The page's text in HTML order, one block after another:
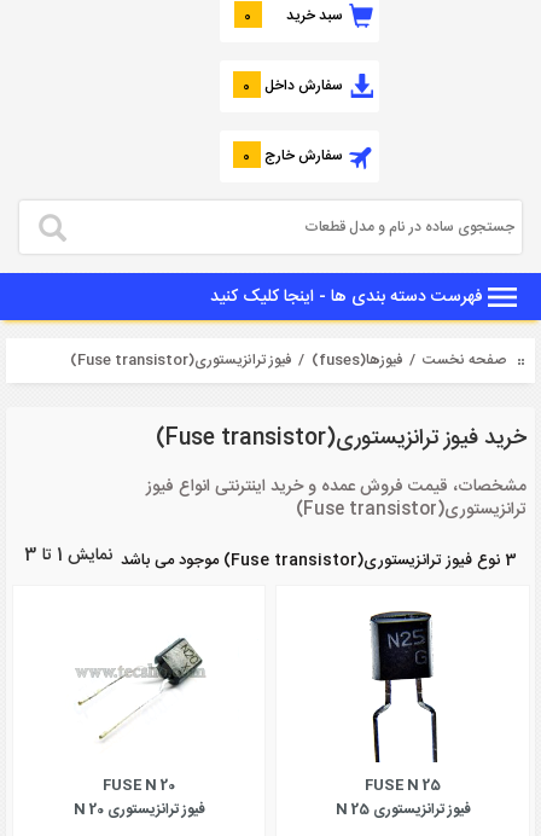
سبد خرید 0
سفارش داخل 0
سفارش خارج 0
فهرست دسته بندی ها - اینجا کلیک کنید
صفحه نخست / فیوزها(fuses) / فیوز ترانزیستوری(Fuse transistor)
خرید فیوز ترانزیستوری(Fuse transistor)
مشخصات، قیمت فروش عمده و خرید اینترنتی انواع فیوز
ترانزیستوری(Fuse transistor)
3 نوع فیوز ترانزیستوری(Fuse transistor) موجود می باشد نمایش 1 تا 3
FUSE N 25
فیوز ترانزیستوری N 25
FUSE N 20
فیوز ترانزیستوری N 20